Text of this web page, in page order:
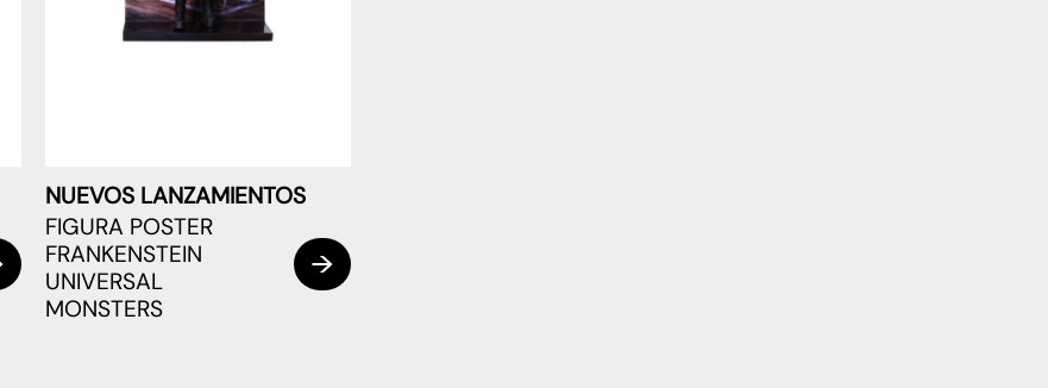
NUEVOS LANZAMIENTOS
FIGURA POSTER
FRANKENSTEIN
UNIVERSAL
MONSTERS